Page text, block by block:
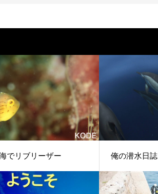
でリブリーザー 俺の潜水日誌